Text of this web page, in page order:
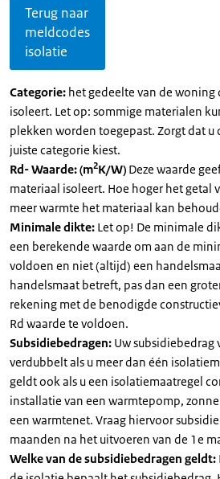
Terug naar
meldcodes
isolatie
Categorie: het gedeelte van de woning
isoleert. Let op: sommige materialen
plekken worden toegepast. Zorgt dat u
juiste categorie kiest.
Rd- Waarde: (m2K/W) Deze waarde
materiaal isoleert. Hoe hoger het getal
meer warmte het materiaal kan
Minimale dikte: Let op! De minimale
een berekende waarde om aan de
voldoen en niet (altijd) een
handelsmaat betreft, pas dan een
rekening met de benodigde
Rd waarde te voldoen.
Subsidiebedragen: Uw
verdubbelt als u meer dan één
geldt ook als u een isolatiemaatregel
installatie van een warmtepomp,
een warmtenet. Vraag hiervoor
maanden na het uitvoeren van de 1e
Welke van de subsidiebedragen geldt: